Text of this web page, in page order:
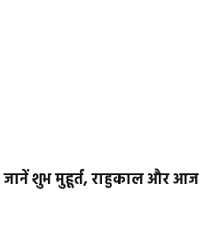
जानें शुभ मुहूर्त, राहुकाल और आज